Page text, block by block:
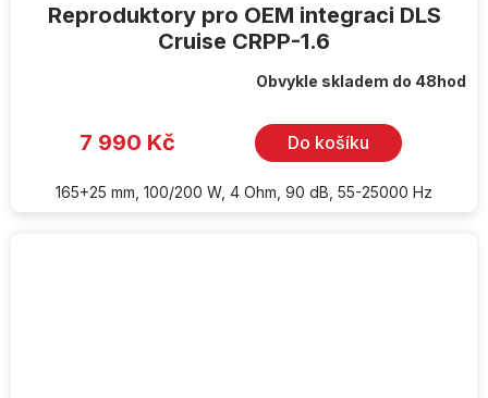
Reproduktory pro OEM integraci DLS
Cruise CRPP-1.6
Obvykle skladem do 48hod
7 990 Kč Do košíku
165+25 mm, 100/200 W, 4 Ohm, 90 dB, 55-25000 Hz